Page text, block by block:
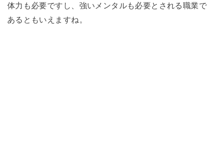
体力も必要ですし、強いメンタルも必要とされる職業で
あるともいえますね。